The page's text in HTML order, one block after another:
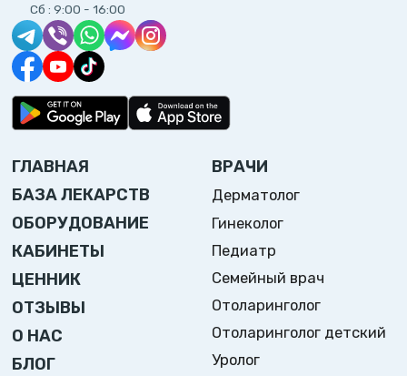
Сб : 9:00 - 16:00
ГЛАВНАЯ
БАЗА ЛЕКАРСТВ
ОБОРУДОВАНИЕ
КАБИНЕТЫ
ЦЕННИК
ОТЗЫВЫ
О НАС
БЛОГ
ВРАЧИ
Дерматолог
Гинеколог
Педиатр
Семейный врач
Отоларинголог
Отоларинголог детский
Уролог